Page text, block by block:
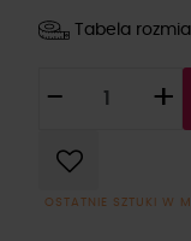
Tabela
- +
OSTATNIE SZTUKI W